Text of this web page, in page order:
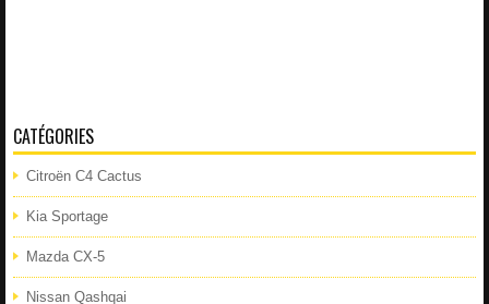
CATÉGORIES
Citroën C4 Cactus
Kia Sportage
Mazda CX-5
Nissan Qashqai